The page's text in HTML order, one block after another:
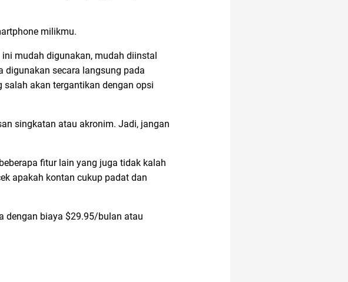
milikmu.
mudah digunakan, mudah diinstal
digunakan secara langsung pada
akan tergantikan dengan opsi
singkatan atau akronim. Jadi, jangan
fitur lain yang juga tidak kalah
apakah kontan cukup padat dan
dengan biaya $29.95/bulan atau